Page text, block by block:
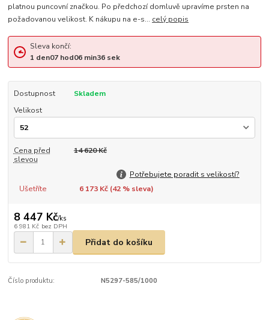
platnou puncovní značkou. Po předchozí domluvě upravíme prsten na
požadovanou velikost. K nákupu na e-s... celý popis
Sleva končí:
1 den07hod06min35sek
Dostupnost
Skladem
Velikost
Cena před
slevou
14 620 Kč
Potřebujete poradit s velikostí?
Ušetříte
6 173 Kč (42% sleva)
8 447 Kč/ks
6 981 Kč bez DPH
Přidat do košíku
Číslo produktu: N5297-585/1000